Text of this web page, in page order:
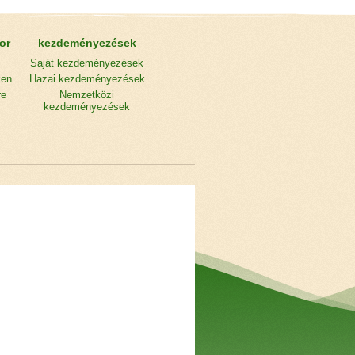
kezdeményezések
Saját kezdeményezések
Hazai kezdeményezések
Nemzetközi
kezdeményezések